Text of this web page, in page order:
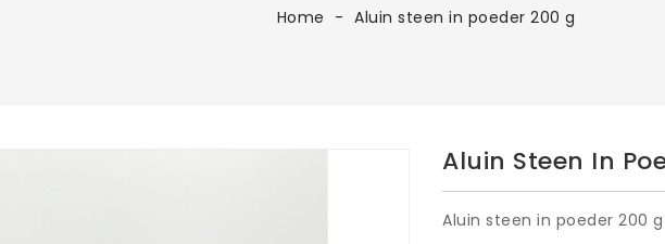
Home Aluin steen in poeder 200 g
Aluin Steen In
Aluin steen in poeder 200 g